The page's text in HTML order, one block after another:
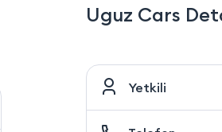
Uguz Cars
Yetkili